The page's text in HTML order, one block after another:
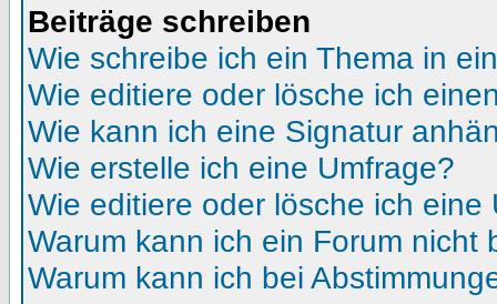
Beiträge schreiben
Wie schreibe ich ein Thema in
Wie editiere oder lösche ich
Wie kann ich eine Signatur
Wie erstelle ich eine Umfrage?
Wie editiere oder lösche ich eine
Warum kann ich ein Forum nicht
Warum kann ich bei